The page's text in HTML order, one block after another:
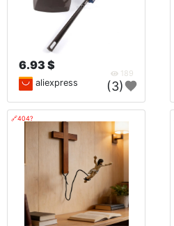
6.93 $
189
aliexpress (3)
🔗404?